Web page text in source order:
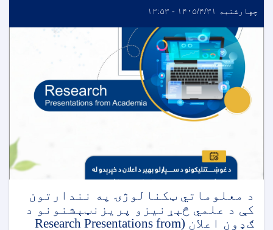
چهارشنبه ۱۴۰۵/۴/۳۱ - ۱۳:۵۳
د معلوماتي ټکنالوژۍ په نندارتون
کې د علمي څېړنیزو پریزنټېشنونو د
ګډون اعلان (Research Presentations from